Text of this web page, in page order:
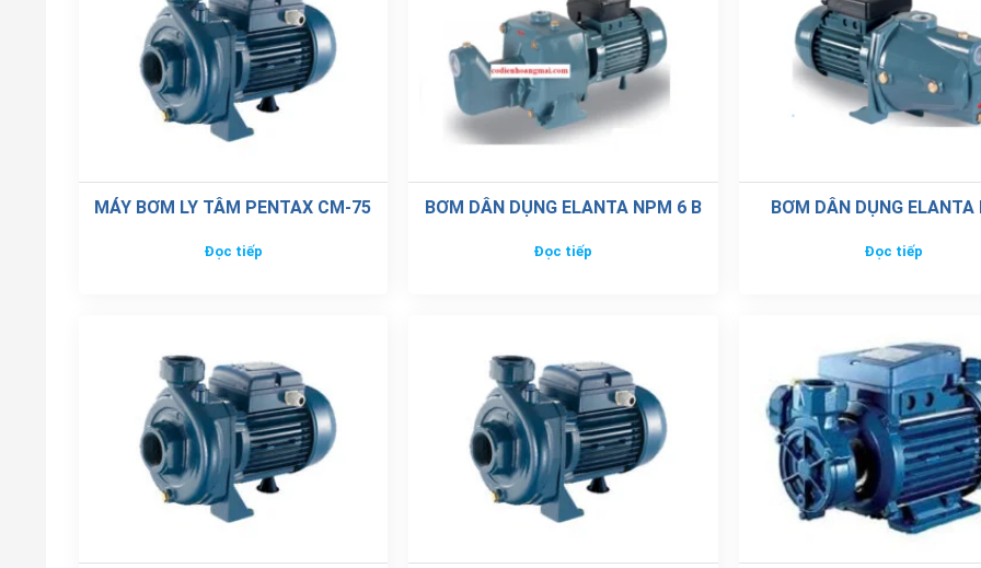
MÁY BƠM LY TÂM PENTAX CM-75
Đọc tiếp
BƠM DÂN DỤNG ELANTA NPM 6 B
Đọc tiếp
BƠM DÂN DỤNG ELANTA
Đọc tiếp